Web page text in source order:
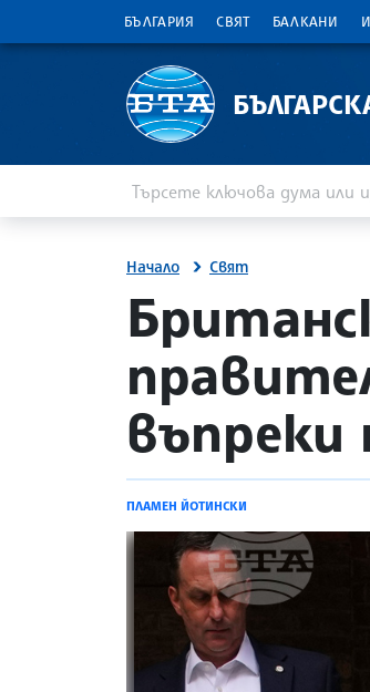
БЪЛГАРИЯ СВЯТ БАЛКАНИ
Начало Свят
site.bta
въпреки
ПЛАМЕН ЙОТИНСКИ